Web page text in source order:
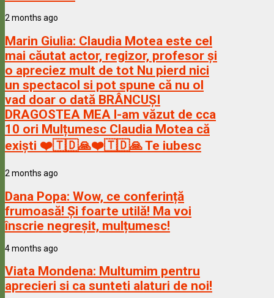
2 months ago
Marin Giulia: Claudia Motea este cel
mai căutat actor, regizor, profesor și
o apreciez mult de tot Nu pierd nici
un spectacol si pot spune că nu ol
vad doar o dată BRÂNCUȘI
DRAGOSTEA MEA l-am văzut de cca
10 ori Mulțumesc Claudia Motea că
exiști ❤️🇹🇩🙏❤️🇹🇩🙏 Te iubesc
2 months ago
Dana Popa: Wow, ce conferință
frumoasă! Și foarte utilă! Ma voi
înscrie negreșit, mulțumesc!
4 months ago
Viata Mondena: Multumim pentru
aprecieri si ca sunteti alaturi de noi!